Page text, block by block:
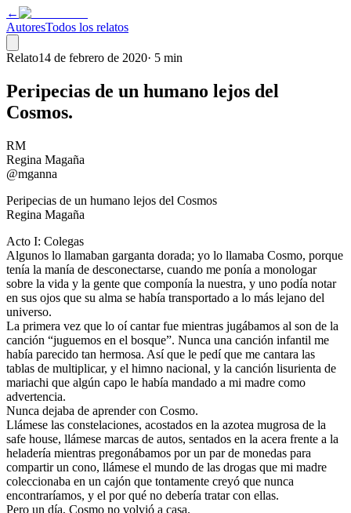
←
AutoresTodos los relatos
Relato14 de febrero de 2020· 5 min
Peripecias de un humano lejos del
Cosmos.
RM
Regina Magaña
@mganna
Peripecias de un humano lejos del Cosmos
Regina Magaña
Acto I: Colegas
Algunos lo llamaban garganta dorada; yo lo llamaba Cosmo, porque
tenía la manía de desconectarse, cuando me ponía a monologar
sobre la vida y la gente que componía la nuestra, y uno podía notar
en sus ojos que su alma se había transportado a lo más lejano del
universo.
La primera vez que lo oí cantar fue mientras jugábamos al son de la
canción “juguemos en el bosque”. Nunca una canción infantil me
había parecido tan hermosa. Así que le pedí que me cantara las
tablas de multiplicar, y el himno nacional, y la canción lisurienta de
mariachi que algún capo le había mandado a mi madre como
advertencia.
Nunca dejaba de aprender con Cosmo.
Llámese las constelaciones, acostados en la azotea mugrosa de la
safe house, llámese marcas de autos, sentados en la acera frente a la
heladería mientras pregonábamos por un par de monedas para
compartir un cono, llámese el mundo de las drogas que mi madre
coleccionaba en un cajón que tontamente creyó que nunca
encontraríamos, y el por qué no debería tratar con ellas.
Pero un día, Cosmo no volvió a casa.